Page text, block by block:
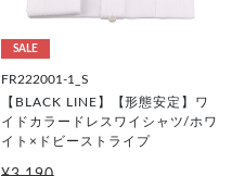
SALE
FR222001-1_S
【BLACK LINE】【形態安定】ワ
イドカラードレスワイシャツ/ホワ
イト×ドビーストライプ